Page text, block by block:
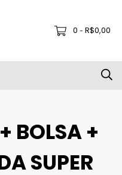
0 - R$0,00
BOLSA +
SUPER